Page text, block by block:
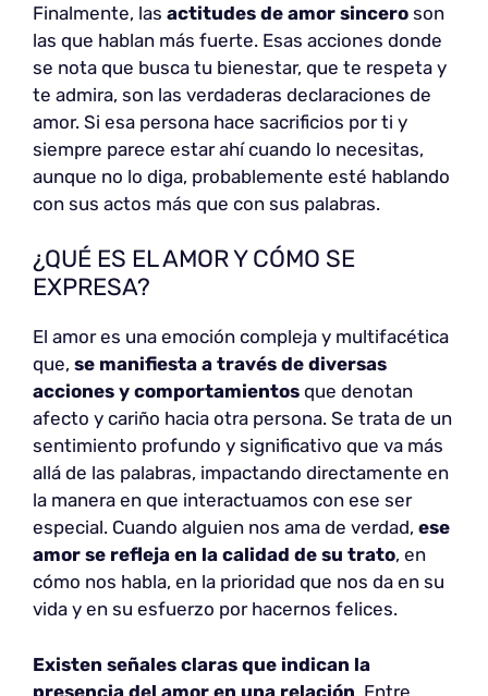
Finalmente, las actitudes de amor sincero son
las que hablan más fuerte. Esas acciones donde
se nota que busca tu bienestar, que te respeta y
te admira, son las verdaderas declaraciones de
amor. Si esa persona hace sacrificios por ti y
siempre parece estar ahí cuando lo necesitas,
aunque no lo diga, probablemente esté hablando
con sus actos más que con sus palabras.
¿QUÉ ES EL AMOR Y CÓMO SE
EXPRESA?
El amor es una emoción compleja y multifacética
que, se manifiesta a través de diversas
acciones y comportamientos que denotan
afecto y cariño hacia otra persona. Se trata de un
sentimiento profundo y significativo que va más
allá de las palabras, impactando directamente en
la manera en que interactuamos con ese ser
especial. Cuando alguien nos ama de verdad, ese
amor se refleja en la calidad de su trato, en
cómo nos habla, en la prioridad que nos da en su
vida y en su esfuerzo por hacernos felices.
Existen señales claras que indican la
presencia del amor en una relación . Entre